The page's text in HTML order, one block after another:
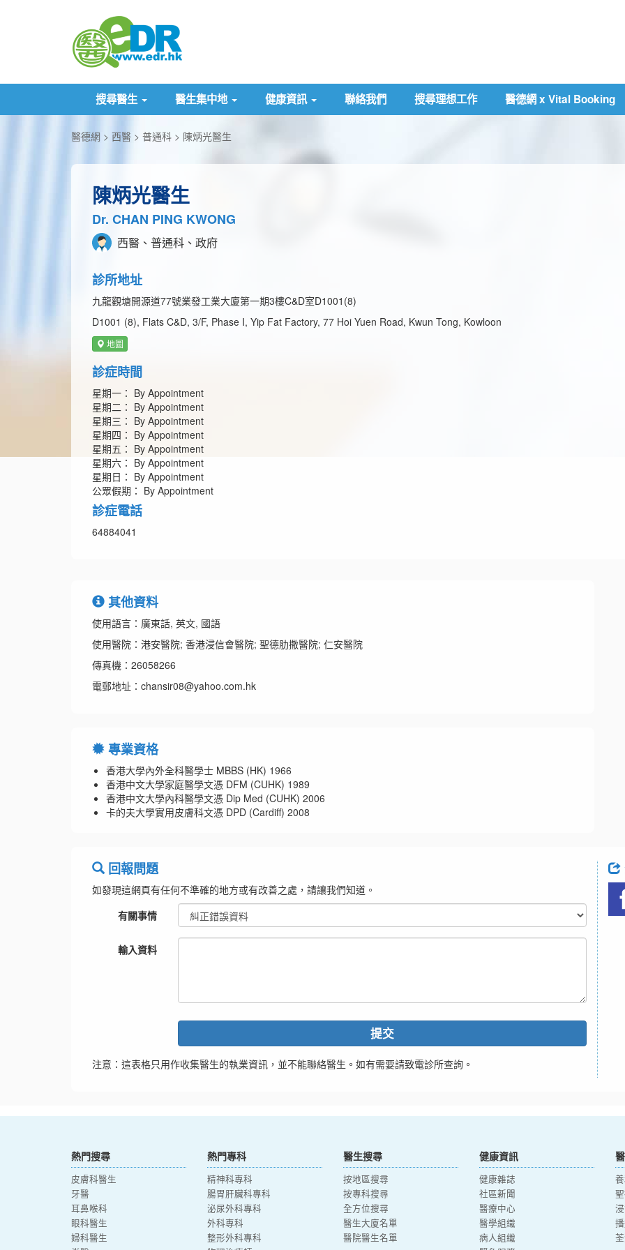
搜尋醫生 醫生集中地 健康資訊 聯絡我們 搜尋理想工作 醫德網 x Vital Booking
醫德網 西醫 普通科 陳炳光醫生
陳炳光醫生
Dr. CHAN PING KWONG
西醫、普通科、政府
診所地址
九龍觀塘開源道77號業發工業大廈第一期3樓C&D室D1001(8)
D1001 (8), Flats C&D, 3/F, Phase I, Yip Fat Factory, 77 Hoi Yuen Road, Kwun Tong, Kowloon
地圖
診症時間
星期一： By Appointment
星期二： By Appointment
星期三： By Appointment
星期四： By Appointment
星期五： By Appointment
星期六： By Appointment
星期日： By Appointment
公眾假期： By Appointment
診症電話
64884041
其他資料
使用語言：廣東話, 英文, 國語
使用醫院：港安醫院; 香港浸信會醫院; 聖德肋撒醫院; 仁安醫院
傳真機：26058266
電郵地址：chansir08@yahoo.com.hk
專業資格
香港大學內外全科醫學士 MBBS (HK) 1966
香港中文大學家庭醫學文憑 DFM (CUHK) 1989
香港中文大學內科醫學文憑 Dip Med (CUHK) 2006
卡的夫大學實用皮膚科文憑 DPD (Cardiff) 2008
回報問題
如發現這網頁有任何不準確的地方或有改善之處，請讓我們知道。
有關事情
輸入資料
提交
注意：這表格只用作收集醫生的執業資訊，並不能聯絡醫生。如有需要請致電診所查詢。
熱門搜尋
皮膚科醫生
牙醫
耳鼻喉科
眼科醫生
婦科醫生
熱門專科
精神科專科
腸胃肝臟科專科
泌尿外科專科
外科專科
整形外科專科
醫生搜尋
按地區搜尋
按專科搜尋
全方位搜尋
醫生大廈名單
醫院醫生名單
健康資訊
健康雜誌
社區新聞
醫療中心
醫學組織
病人組織